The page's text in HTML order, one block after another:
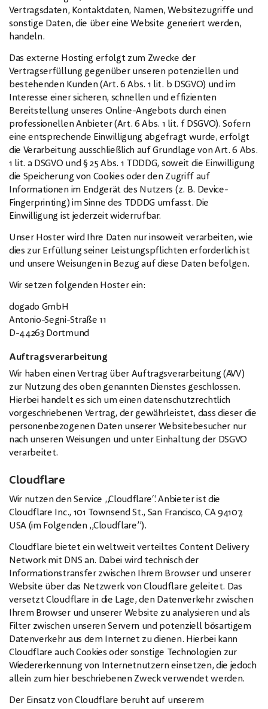
Vertragsdaten, Kontaktdaten, Namen, Websitezugriffe und
sonstige Daten, die über eine Website generiert werden,
handeln.
Das externe Hosting erfolgt zum Zwecke der
Vertragserfüllung gegenüber unseren potenziellen und
bestehenden Kunden (Art. 6 Abs. 1 lit. b DSGVO) und im
Interesse einer sicheren, schnellen und effizienten
Bereitstellung unseres Online-Angebots durch einen
professionellen Anbieter (Art. 6 Abs. 1 lit. f DSGVO). Sofern
eine entsprechende Einwilligung abgefragt wurde, erfolgt
die Verarbeitung ausschließlich auf Grundlage von Art. 6 Abs.
1 lit. a DSGVO und § 25 Abs. 1 TDDDG, soweit die Einwilligung
die Speicherung von Cookies oder den Zugriff auf
Informationen im Endgerät des Nutzers (z. B. Device-
Fingerprinting) im Sinne des TDDDG umfasst. Die
Einwilligung ist jederzeit widerrufbar.
Unser Hoster wird Ihre Daten nur insoweit verarbeiten, wie
dies zur Erfüllung seiner Leistungspflichten erforderlich ist
und unsere Weisungen in Bezug auf diese Daten befolgen.
Wir setzen folgenden Hoster ein:
dogado GmbH
Antonio-Segni-Straße 11
D-44263 Dortmund
Auftragsverarbeitung
Wir haben einen Vertrag über Auftragsverarbeitung (AVV)
zur Nutzung des oben genannten Dienstes geschlossen.
Hierbei handelt es sich um einen datenschutzrechtlich
vorgeschriebenen Vertrag, der gewährleistet, dass dieser die
personenbezogenen Daten unserer Websitebesucher nur
nach unseren Weisungen und unter Einhaltung der DSGVO
verarbeitet.
Cloudflare
Wir nutzen den Service „Cloudflare“. Anbieter ist die
Cloudflare Inc., 101 Townsend St., San Francisco, CA 94107,
USA (im Folgenden „Cloudflare”).
Cloudflare bietet ein weltweit verteiltes Content Delivery
Network mit DNS an. Dabei wird technisch der
Informationstransfer zwischen Ihrem Browser und unserer
Website über das Netzwerk von Cloudflare geleitet. Das
versetzt Cloudflare in die Lage, den Datenverkehr zwischen
Ihrem Browser und unserer Website zu analysieren und als
Filter zwischen unseren Servern und potenziell bösartigem
Datenverkehr aus dem Internet zu dienen. Hierbei kann
Cloudflare auch Cookies oder sonstige Technologien zur
Wiedererkennung von Internetnutzern einsetzen, die jedoch
allein zum hier beschriebenen Zweck verwendet werden.
Der Einsatz von Cloudflare beruht auf unserem